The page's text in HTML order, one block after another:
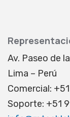
Av. Paseo de
Lima – Perú
Comercial:
Soporte: +51